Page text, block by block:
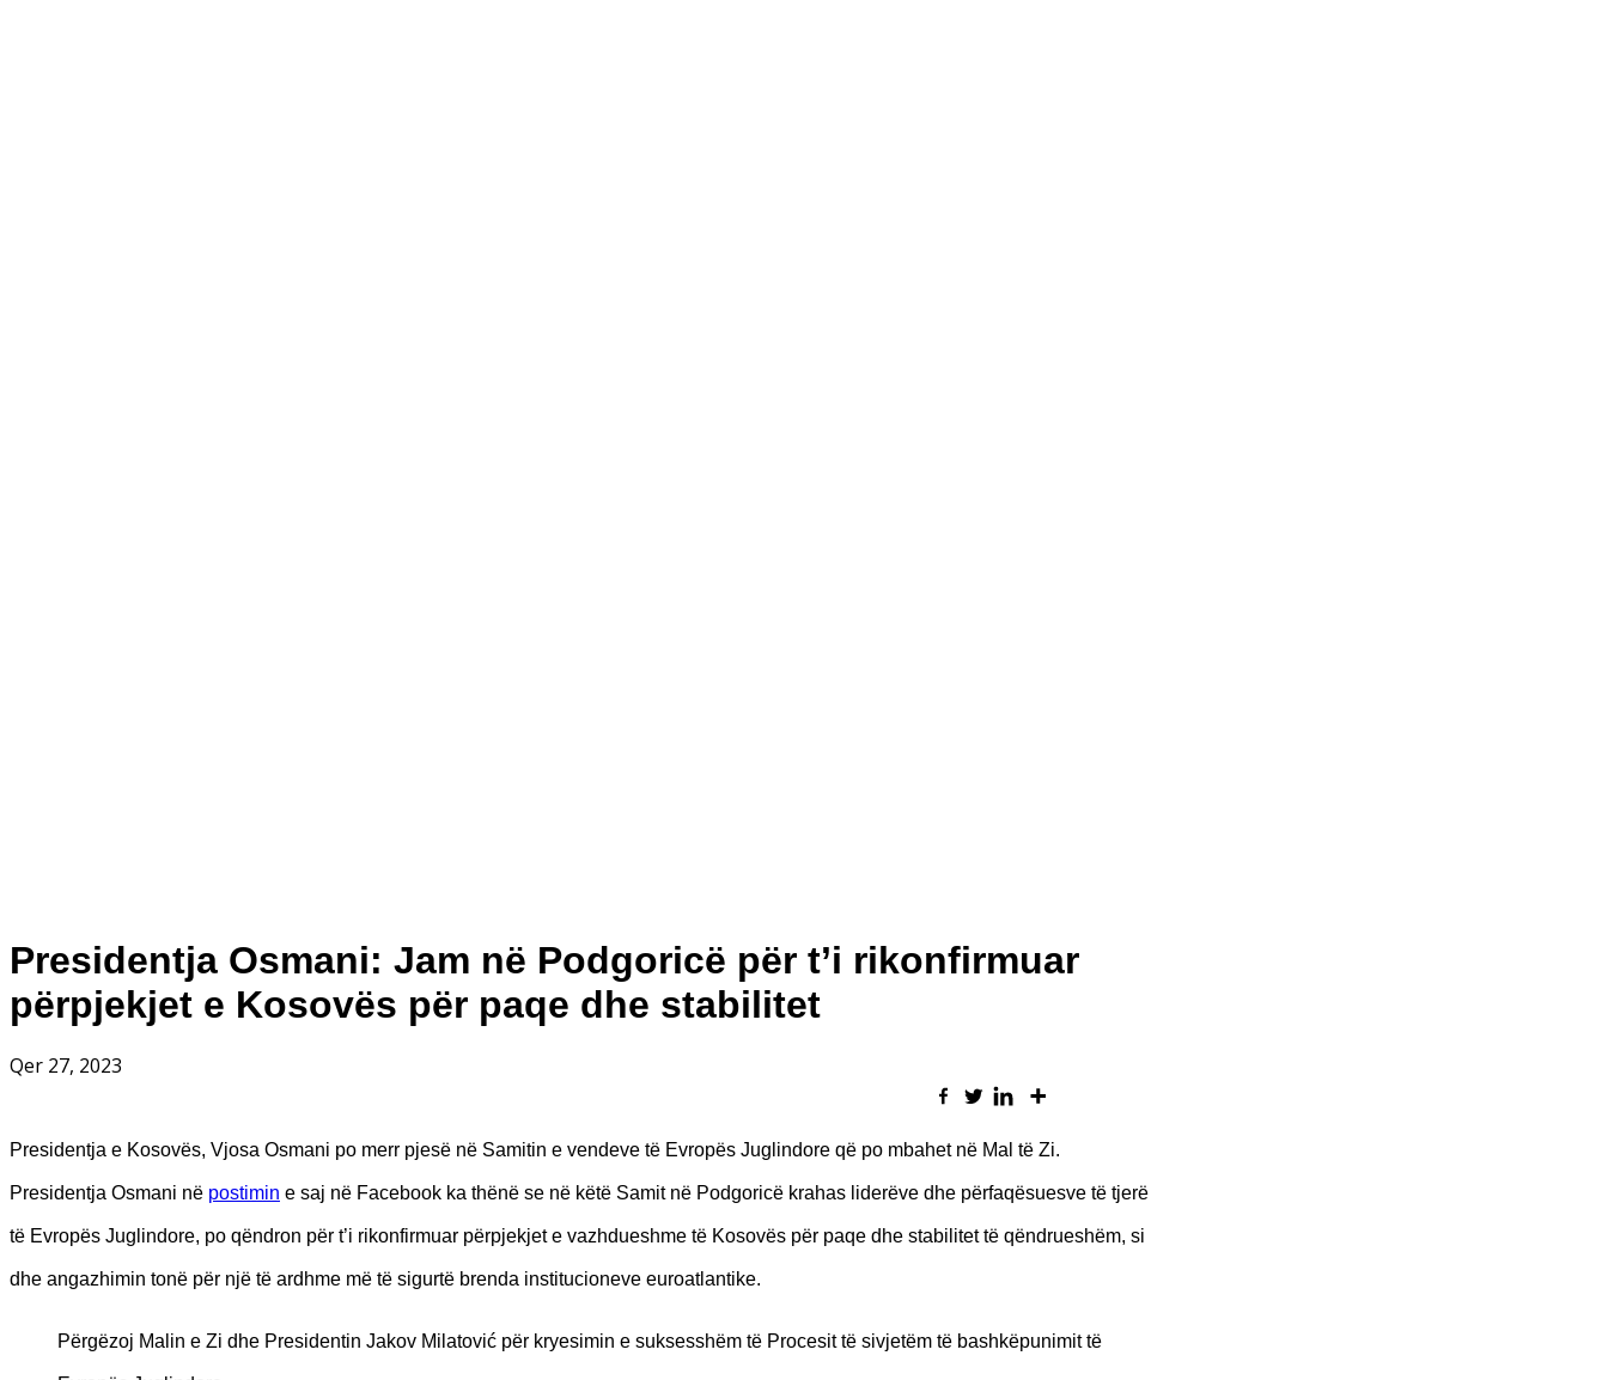
Presidentja Osmani: Jam në Podgoricë për t’i rikonfirmuar
përpjekjet e Kosovës për paqe dhe stabilitet
Qer 27, 2023
Presidentja e Kosovës, Vjosa Osmani po merr pjesë në Samitin e vendeve të Evropës Juglindore që po mbahet në Mal të Zi.
Presidentja Osmani në postimin e saj në Facebook ka thënë se në këtë Samit në Podgoricë krahas liderëve dhe përfaqësuesve të tjerë
të Evropës Juglindore, po qëndron për t’i rikonfirmuar përpjekjet e vazhdueshme të Kosovës për paqe dhe stabilitet të qëndrueshëm, si
dhe angazhimin tonë për një të ardhme më të sigurtë brenda institucioneve euroatlantike.
Përgëzoj Malin e Zi dhe Presidentin Jakov Milatović për kryesimin e suksesshëm të Procesit të sivjetëm të bashkëpunimit të